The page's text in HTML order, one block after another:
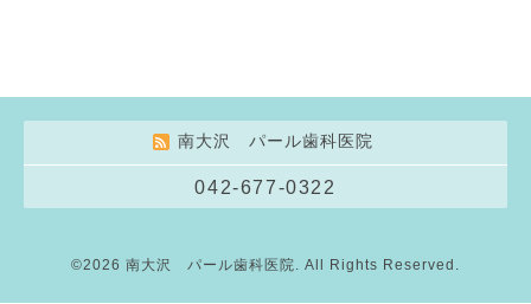
南大沢 パール歯科医院
042-677-0322
©2026 南大沢 パール歯科医院. All Rights Reserved.